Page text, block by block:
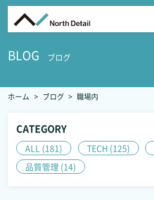
BLOG ブログ
ホーム ブログ 職場内
CATEGORY
ALL (181) TECH (125)
品質管理 (14)